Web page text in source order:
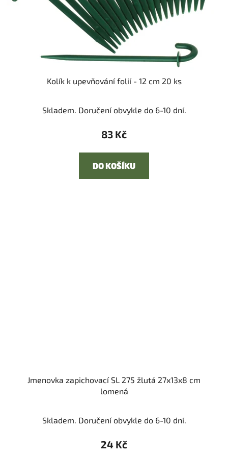
Kolík k upevňování folií - 12 cm 20 ks
Skladem. Doručení obvykle do 6-10 dní.
83 Kč
DO KOŠÍKU
Jmenovka zapichovací SL 275 žlutá 27x13x8 cm
lomená
Skladem. Doručení obvykle do 6-10 dní.
24 Kč